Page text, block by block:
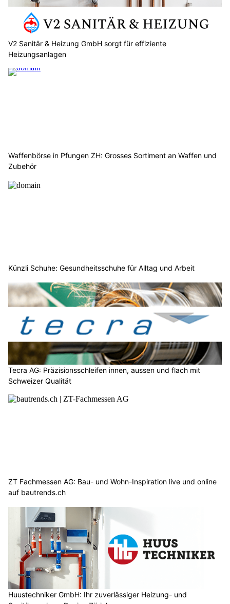
V2 Sanitär & Heizung GmbH sorgt für effiziente
Heizungsanlagen
Waffenbörse in Pfungen ZH: Grosses Sortiment an Waffen und
Zubehör
Künzli Schuhe: Gesundheitsschuhe für Alltag und Arbeit
Tecra AG: Präzisionsschleifen innen, aussen und flach mit
Schweizer Qualität
ZT Fachmessen AG: Bau- und Wohn-Inspiration live und online
auf bautrends.ch
Huustechniker GmbH: Ihr zuverlässiger Heizung- und